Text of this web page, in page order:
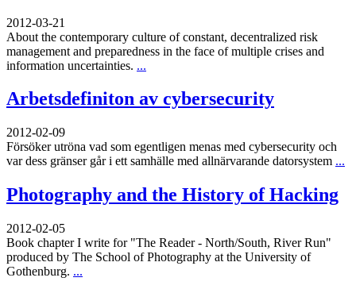
2012-03-21
About the contemporary culture of constant, decentralized risk
management and preparedness in the face of multiple crises and
information uncertainties. ...
Arbetsdefiniton av cybersecurity
2012-02-09
Försöker utröna vad som egentligen menas med cybersecurity och
var dess gränser går i ett samhälle med allnärvarande datorsystem ...
Photography and the History of Hacking
2012-02-05
Book chapter I write for "The Reader - North/South, River Run"
produced by The School of Photography at the University of
Gothenburg. ...